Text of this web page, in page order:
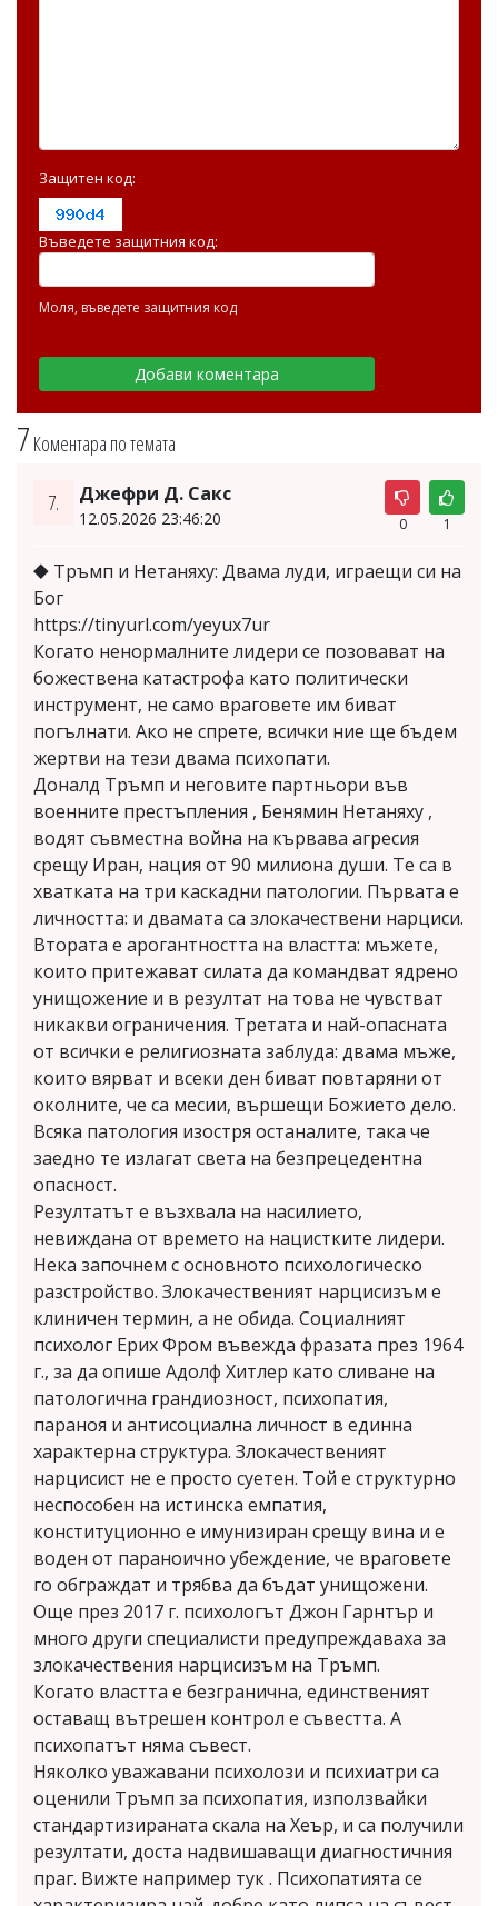
7 Коментара по темата
7. Джефри Д. Сакс
12.05.2026 23:46:20 0 1
⯁ Тръмп и Нетаняху: Двама луди, играещи си на
Бог
https://tinyurl.com/yeyux7ur
Когато ненормалните лидери се позовават на
божествена катастрофа като политически
инструмент, не само враговете им биват
погълнати. Ако не спрете, всички ние ще бъдем
жертви на тези двама психопати.
Доналд Тръмп и неговите партньори във
военните престъпления , Бенямин Нетаняху ,
водят съвместна война на кървава агресия
срещу Иран, нация от 90 милиона души. Те са в
хватката на три каскадни патологии. Първата е
личността: и двамата са злокачествени нарциси.
Втората е арогантността на властта: мъжете,
които притежават силата да командват ядрено
унищожение и в резултат на това не чувстват
никакви ограничения. Третата и най-опасната
от всички е религиозната заблуда: двама мъже,
които вярват и всеки ден биват повтаряни от
околните, че са месии, вършещи Божието дело.
Всяка патология изостря останалите, така че
заедно те излагат света на безпрецедентна
опасност.
Резултатът е възхвала на насилието,
невиждана от времето на нацистките лидери.
Нека започнем с основното психологическо
разстройство. Злокачественият нарцисизъм е
клиничен термин, а не обида. Социалният
психолог Ерих Фром въвежда фразата през 1964
г., за да опише Адолф Хитлер като сливане на
патологична грандиозност, психопатия,
параноя и антисоциална личност в единна
характерна структура. Злокачественият
нарцисист не е просто суетен. Той е структурно
неспособен на истинска емпатия,
конституционно е имунизиран срещу вина и е
воден от параноично убеждение, че враговете
го обграждат и трябва да бъдат унищожени.
Още през 2017 г. психологът Джон Гарнтър и
много други специалисти предупреждаваха за
злокачествения нарцисизъм на Тръмп.
Когато властта е безгранична, единственият
оставащ вътрешен контрол е съвестта. А
психопатът няма съвест.
Няколко уважавани психолози и психиатри са
оценили Тръмп за психопатия, използвайки
стандартизираната скала на Хеър, и са получили
резултати, доста надвишаващи диагностичния
праг. Вижте например тук . Психопатията се
Защитен код:
Въведете защитния код:
Моля, въведете защитния код